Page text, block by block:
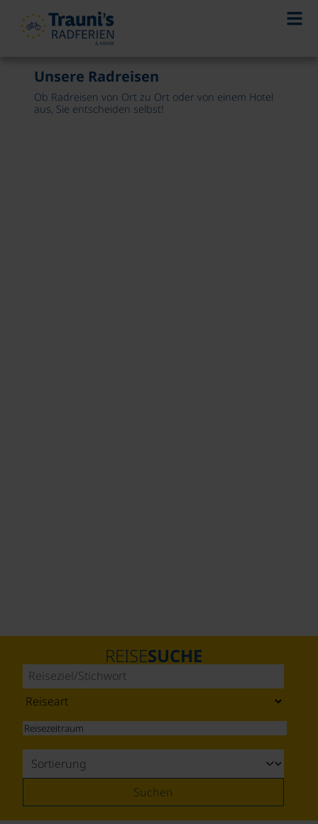
Unsere Radreisen
Ob Radreisen von Ort zu Ort oder von einem Hotel
aus, Sie entscheiden selbst!
REISESUCHE
Suchen